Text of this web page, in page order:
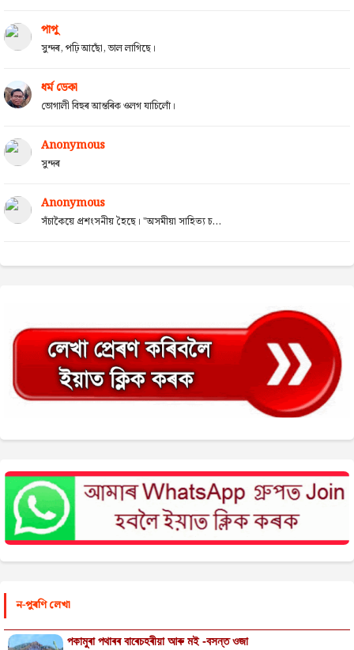
পাপু
সুন্দৰ, পঢ়ি আছোঁ, ভাল লাগিছে।
ধৰ্ম ডেকা
ভোগালী বিহুৰ আন্তৰিক ওলগ যাচিলোঁ।
Anonymous
সুন্দৰ
Anonymous
সঁচাকৈয়ে প্ৰশংসনীয় হৈছে। "অসমীয়া সাহিত্য চ...
ন-পুৰণি লেখা
পকামুৰা পথাৰৰ বাৰেচহৰীয়া আৰু মই -বসন্ত ওজা